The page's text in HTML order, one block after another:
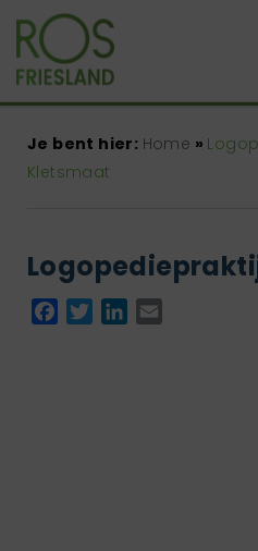
Je bent hier: Home »
Kletsmaat
Facebook
TwitterLinkedIn